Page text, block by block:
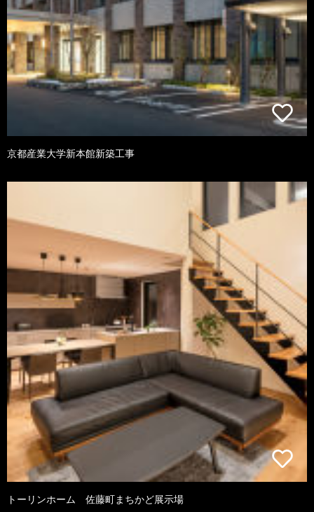
京都産業大学新本館新築工事
トーリンホーム 佐藤町まちかど展示場